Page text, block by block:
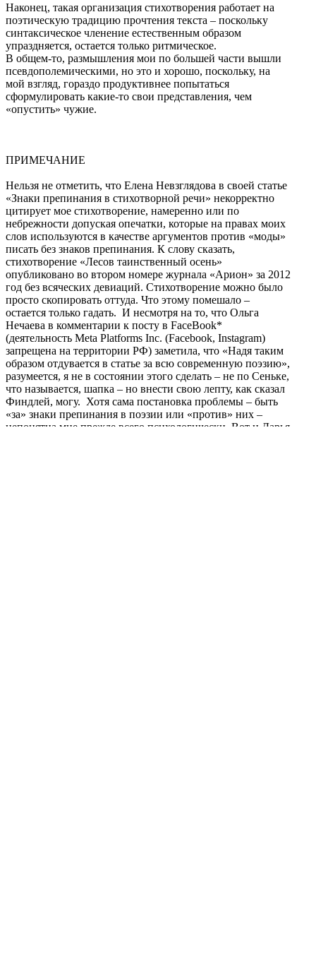
Наконец, такая организация стихотворения работает на
поэтическую традицию прочтения текста – поскольку
синтаксическое членение естественным образом
упраздняется, остается только ритмическое.
В общем-то, размышления мои по большей части вышли
псевдополемическими, но это и хорошо, поскольку, на
мой взгляд, гораздо продуктивнее попытаться
сформулировать какие-то свои представления, чем
«опустить» чужие.
ПРИМЕЧАНИЕ
Нельзя не отметить, что Елена Невзглядова в своей статье
«Знаки препинания в стихотворной речи» некорректно
цитирует мое стихотворение, намеренно или по
небрежности допуская опечатки, которые на правах моих
слов используются в качестве аргументов против «моды»
писать без знаков препинания. К слову сказать,
стихотворение «Лесов таинственный осень»
опубликовано во втором номере журнала «Арион» за 2012
год без всяческих девиаций. Стихотворение можно было
просто скопировать оттуда. Что этому помешало –
остается только гадать. И несмотря на то, что Ольга
Нечаева в комментарии к посту в FaceBook*
(деятельность Meta Platforms Inc. (Facebook, Instagram)
запрещена на территории РФ) заметила, что «Надя таким
образом отдувается в статье за всю современную поэзию»,
разумеется, я не в состоянии этого сделать – не по Сеньке,
что называется, шапка – но внести свою лепту, как сказал
Финдлей, могу. Хотя сама постановка проблемы – быть
«за» знаки препинания в поэзии или «против» них –
непонятна мне прежде всего психологически. Вот и Дарья